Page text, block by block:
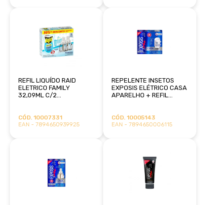
REFIL LIQUÍDO RAID
ELETRICO FAMILY
32,09ML C/2
CÓD. 10007331
EAN - 7894650939925
REPELENTE INSETOS
EXPOSIS ELÉTRICO CASA
APARELHO + REFIL
CÓD. 10005143
EAN - 7894650006115